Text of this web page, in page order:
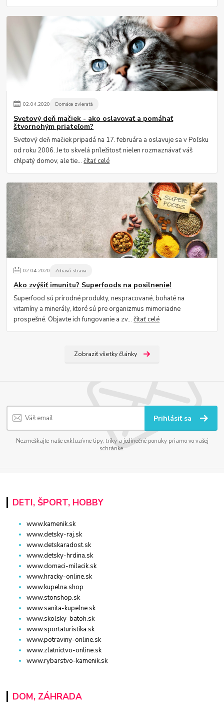
02.04.2020 Domáce zvieratá
Svetový deň mačiek - ako oslavovať a pomáhať
štvornohým priateľom?
Svetový deň mačiek pripadá na 17. februára a oslavuje sa v Poľsku
od roku 2006. Je to skvelá príležitosť nielen rozmaznávať váš
chlpatý domov, ale tie...čítať celé
02.04.2020 Zdravá strava
Ako zvýšiť imunitu? Superfoods na posilnenie!
Superfood sú prírodné produkty, nespracované, bohaté na
vitamíny a minerály, ktoré sú pre organizmus mimoriadne
prospešné. Objavte ich fungovanie a zv...čítať celé
Zobraziť všetky články
Prihlásiť sa
Nezmeškajte naše exkluzívne tipy, triky a jedinečné ponuky priamo vo vašej
schránke.
DETI, ŠPORT, HOBBY
www.kamenik.sk
www.detsky-raj.sk
www.detskaradost.sk
www.detsky-hrdina.sk
www.domaci-milacik.sk
www.hracky-online.sk
www.kupelna.shop
www.stonshop.sk
www.sanita-kupelne.sk
www.skolsky-batoh.sk
www.sportaturistika.sk
www.potraviny-online.sk
www.zlatnictvo-online.sk
www.rybarstvo-kamenik.sk
DOM, ZÁHRADA